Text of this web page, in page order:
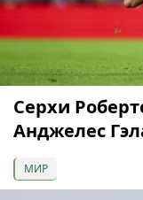
Серхи
Анджелес
МИР